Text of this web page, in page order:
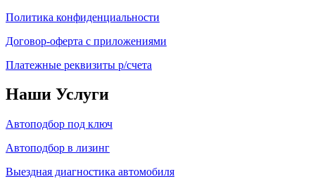
Политика конфиденциальности
Договор-оферта с приложениями
Платежные реквизиты р/счета
Наши Услуги
Автоподбор под ключ
Автоподбор в лизинг
Выездная диагностика автомобиля